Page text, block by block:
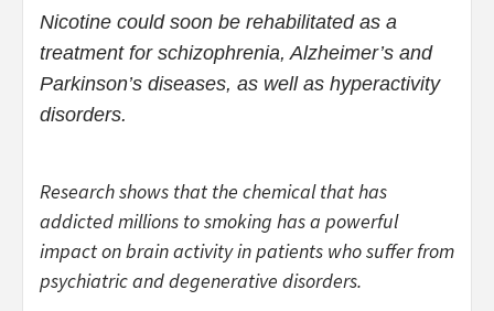
Nicotine could soon be rehabilitated as a
treatment for schizophrenia, Alzheimer’s and
Parkinson’s diseases, as well as hyperactivity
disorders.
Research shows that the chemical that has
addicted millions to smoking has a powerful
impact on brain activity in patients who suffer from
psychiatric and degenerative disorders.